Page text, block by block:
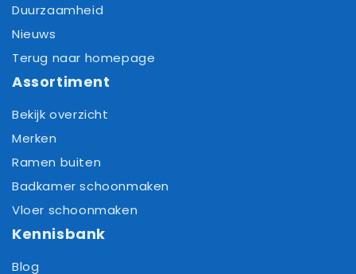
Duurzaamheid
Nieuws
Terug naar homepage
Assortiment
Bekijk overzicht
Merken
Ramen buiten
Badkamer schoonmaken
Vloer schoonmaken
Kennisbank
Blog